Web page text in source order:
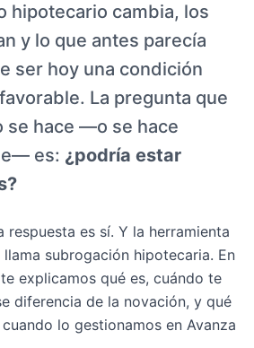
hipotecario cambia, los
y lo que antes parecía
ser hoy una condición
La pregunta que
se hace —o se hace
es: ¿podría estar
respuesta es sí. Y la herramienta
subrogación hipotecaria. En
explicamos qué es, cuándo te
diferencia de la novación, y qué
lo gestionamos en Avanza